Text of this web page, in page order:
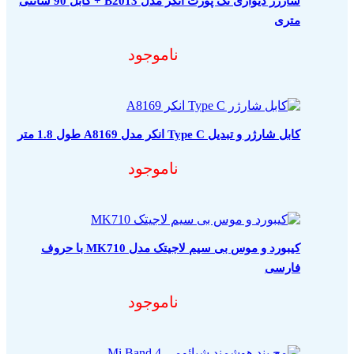
متری
ناموجود
کابل شارژر و تبدیل Type C انکر مدل A8169 طول 1.8 متر
ناموجود
کیبورد و موس بی سیم لاجیتک مدل MK710 با حروف
فارسی
ناموجود